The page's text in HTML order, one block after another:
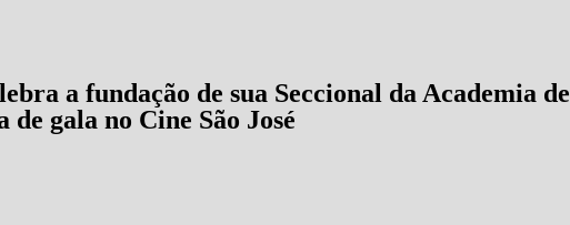
a fundação de sua Seccional da Academia de
gala no Cine São José